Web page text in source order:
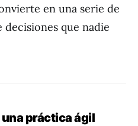
en una serie de
que nadie
práctica ágil